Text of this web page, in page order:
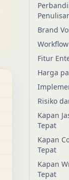
Brand
Fitur
Harga
Risiko
Kapan
Tepat
Kapan
Tepat
Kapan
Tepat